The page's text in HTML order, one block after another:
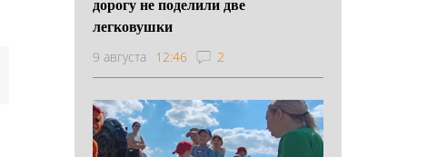
легковушки
9 августа 12:46 2